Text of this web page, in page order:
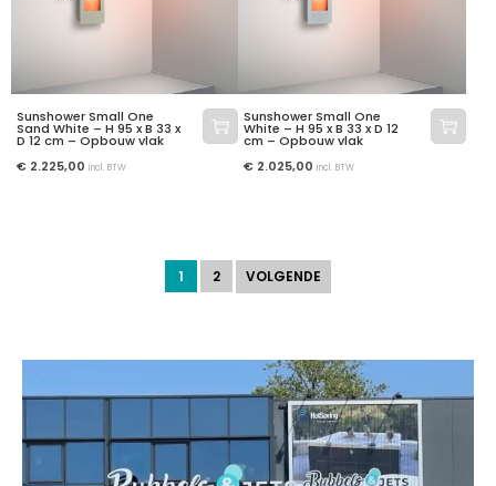
Sunshower Small One
Sand White – H 95 x B 33 x
D 12 cm – Opbouw vlak
€ 2.225,00 incl. BTW
Sunshower Small One
White – H 95 x B 33 x D 12
cm – Opbouw vlak
€ 2.025,00 incl. BTW
1 2 VOLGENDE